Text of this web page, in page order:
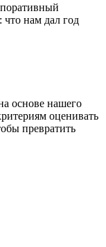
нам дал год
основе нашего
оценивать
превратить